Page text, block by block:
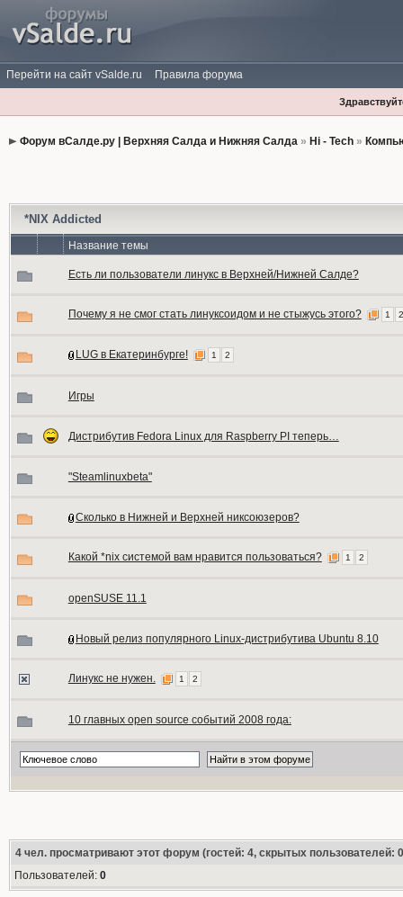
Перейти на сайт vSalde.ru Правила форума
Форум вСалде.ру | Верхняя Салда и Нижняя Салда» Hi - Tech»
*NIX Addicted
Название темы
Есть ли пользователи линукс в Верхней/Нижней Салде?
Почему я не смог стать линуксоидом и не стыжусь этого? 1 2
LUG в Екатеринбурге! 1 2
Игры
Дистрибутив Fedora Linux для Raspberry PI теперь…
"Steamlinuxbeta"
Сколько в Нижней и Верхней никсоюзеров?
Какой *nix системой вам нравится пользоваться? 1 2
openSUSE 11.1
Новый релиз популярного Linux-дистрибутива Ubuntu 8.10
Линукс не нужен. 1 2
10 главных open source событий 2008 года:
4чел. просматривают этот форум (гостей: 4, скрытых пользователей:
Пользователей: 0